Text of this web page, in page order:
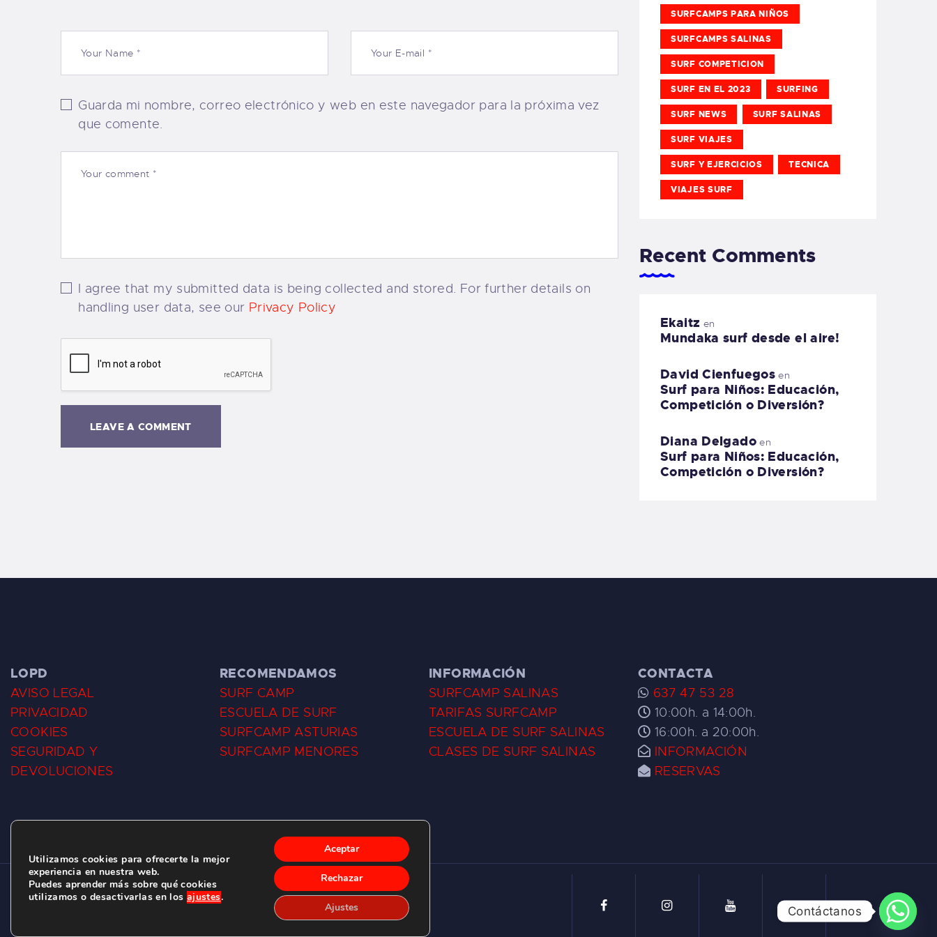
Guarda mi nombre, correo electrónico y web en este navegador para la próxima vez
que comente.
I agree that my submitted data is being collected and stored. For further details on
handling user data, see our Privacy Policy
SURFCAMPS PARA NIÑOS
SURFCAMPS SALINAS
SURF COMPETICION
SURF EN EL 2023 SURFING
SURF NEWS SURF SALINAS
SURF VIAJES
SURF Y EJERCICIOS TECNICA
VIAJES SURF
Recent Comments
Ekaitz en
Mundaka surf desde el aire!
David Cienfuegos en
Surf para Niños: Educación,
Competición o Diversión?
Diana Delgadoen
Surf para Niños: Educación,
Competición o Diversión?
LOPD
AVISO LEGAL
PRIVACIDAD
COOKIES
SEGURIDAD Y
DEVOLUCIONES
RECOMENDAMOS
SURF CAMP
ESCUELA DE SURF
SURFCAMP ASTURIAS
SURFCAMP MENORES
INFORMACIÓN
SURFCAMP SALINAS
TARIFAS SURFCAMP
ESCUELA DE SURF SALINAS
CLASES DE SURF SALINAS
CONTACTA
637 47 53 28
10:00h. a 14:00h.
16:00h. a 20:00h.
INFORMACIÓN
RESERVAS
CLUB DE SURF LAS DUNAS ©2026.
C/ BERNARDO ÁLVAREZ GALAN 1, SALINAS (ASTURIAS)
Utilizamos cookies para ofrecerte la mejor
experiencia en nuestra web.
Puedes aprender más sobre qué cookies
utilizamos o desactivarlas en los ajustes.
Aceptar
Rechazar
Ajustes Contáctanos